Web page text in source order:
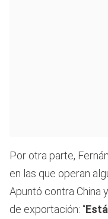
Por otra parte,
en las que operan
Apuntó contra China
de exportación: “